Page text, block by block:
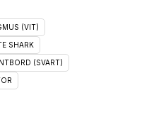
(VIT)
SHARK
(SVART)